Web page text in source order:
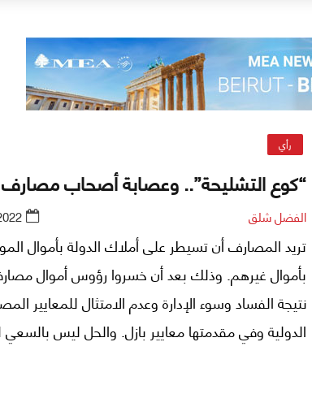
رأي
“كوع التشليحة”.. وعصابة أصحاب مصارف
الفضل شلق
تريد المصارف أن تسيطر على أملاك الدولة بأموال
بأموال غيرهم. وذلك بعد أن خسروا رؤوس أموال
نتيجة الفساد وسوء الإدارة وعدم الامتثال للمعايير
الدولية وفي مقدمتها معايير بازل. والحل ليس